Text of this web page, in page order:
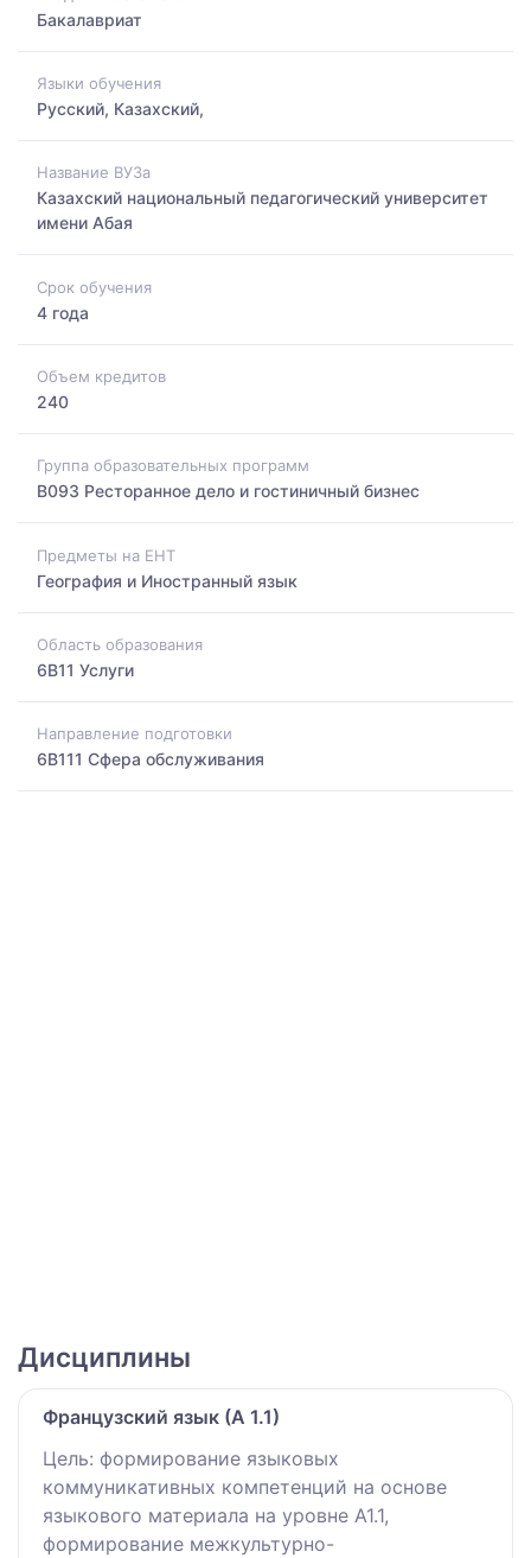
Бакалавриат
Языки обучения
Русский, Казахский,
Название ВУЗа
Казахский национальный педагогический университет
имени Абая
Срок обучения
4 года
Объем кредитов
240
Группа образовательных программ
B093 Ресторанное дело и гостиничный бизнес
Предметы на ЕНТ
География и Иностранный язык
Область образования
6B11 Услуги
Направление подготовки
6B111 Сфера обслуживания
Дисциплины
Французский язык (А 1.1)
Цель: формирование языковых
коммуникативных компетенций на основе
языкового материала на уровне А1.1,
формирование межкультурно-